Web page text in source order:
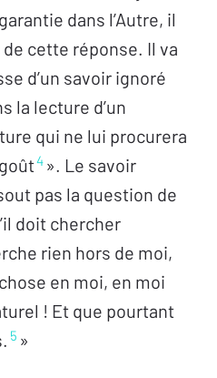
dans l’Autre, il
cette réponse. Il va
d’un savoir ignoré
la lecture d’un
qui ne lui procurera
4 ». Le savoir
pas la question de
doit chercher
rien hors de moi,
en moi, en moi
! Et que pourtant
5 »